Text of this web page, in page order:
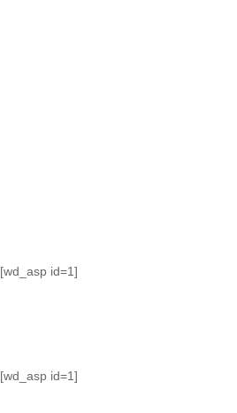
[wd_asp id=1]
[wd_asp id=1]